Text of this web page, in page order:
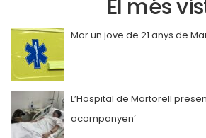
El més
Mor un jove de 21 anys de
L’Hospital de Martorell
acompanyen’